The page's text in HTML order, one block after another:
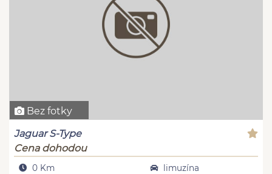
Bez fotky
Jaguar S-Type
Cena dohodou
0 Km
limuzína